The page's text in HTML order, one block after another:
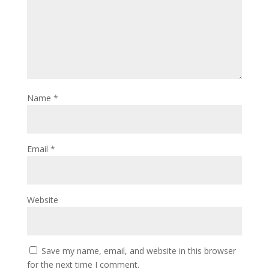
Name *
Email *
Website
Save my name, email, and website in this browser
for the next time I comment.